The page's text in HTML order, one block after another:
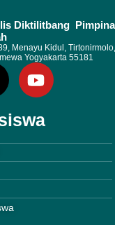
Diktilitbang
Menayu Kidul,
Yogyakarta 55181